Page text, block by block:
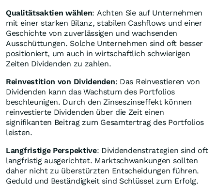
Qualitätsaktien wählen: Achten Sie auf Unternehmen
mit einer starken Bilanz, stabilen Cashflows und einer
Geschichte von zuverlässigen und wachsenden
Ausschüttungen. Solche Unternehmen sind oft besser
positioniert, um auch in wirtschaftlich schwierigen
Zeiten Dividenden zu zahlen.
Reinvestition von Dividenden: Das Reinvestieren von
Dividenden kann das Wachstum des Portfolios
beschleunigen. Durch den Zinseszinseffekt können
reinvestierte Dividenden über die Zeit einen
signifikanten Beitrag zum Gesamtertrag des Portfolios
leisten.
Langfristige Perspektive: Dividendenstrategien sind oft
langfristig ausgerichtet. Marktschwankungen sollten
daher nicht zu überstürzten Entscheidungen führen.
Geduld und Beständigkeit sind Schlüssel zum Erfolg.